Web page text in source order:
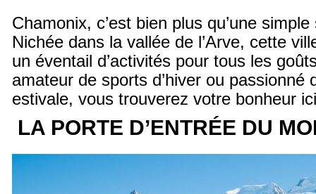
Chamonix, c’est bien plus qu’une
Nichée dans la vallée de l’Arve, cette
un éventail d’activités pour tous les
amateur de sports d’hiver ou passionné
estivale, vous trouverez votre bonheur
LA PORTE D’ENTRÉE DU